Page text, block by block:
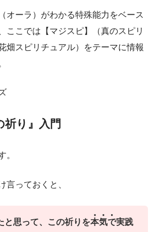
オーラ）がわかる特殊能力をベース
ここでは【マジスピ】（真のスピリ
畑スピリチュアル）をテーマに情報
祈り』入門
。
言っておくと、
と思って、この祈りを本気で実践